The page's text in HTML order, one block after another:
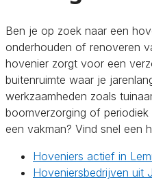
Ben je op zoek naar een
onderhouden of renoveren
hovenier zorgt voor een
buitenruimte waar je
werkzaamheden zoals
boomverzorging of
een vakman? Vind snel een
Hoveniers actief in
Hoveniersbedrijven uit